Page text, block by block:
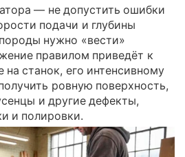
— не допустить ошибки
подачи и глубины
нужно «вести»
правилом приведёт к
на станок, его интенсивному
ровную поверхность,
и другие дефекты,
и полировки.